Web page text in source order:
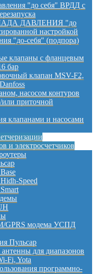
"до себя" ВРДД с
ДАВЛЕНИЯ "до
настройкой
"до-себя" (подпора)
клапаны с фланцевым
бар
клапан MSV-F2,
насосом контуров
приточной
клапанами и насосами
и электросчетчиков
Speed
GPRS модема УСПД
Пульсар
для диапазонов
Fi, Yota
программно-